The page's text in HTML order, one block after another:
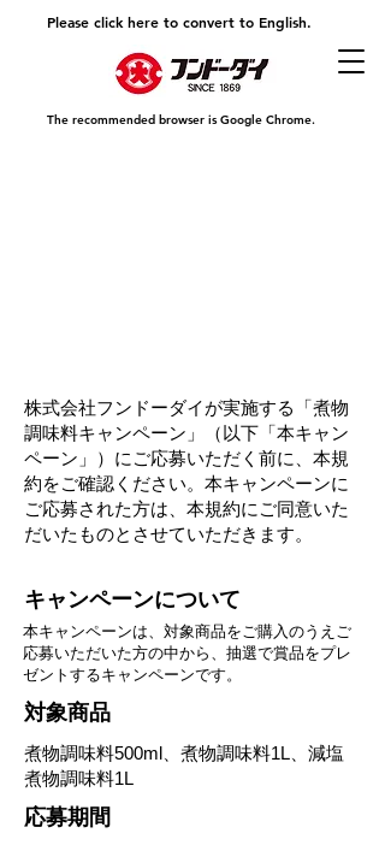
Please click here to convert to English.
The recommended browser is Google Chrome.
株式会社フンドーダイが実施する「煮物
調味料キャンペーン」（以下「本キャン
ペーン」）にご応募いただく前に、本規
約をご確認ください。本キャンペーンに
ご応募された方は、本規約にご同意いた
だいたものとさせていただきます。
キャンペーンについて
本キャンペーンは、対象商品をご購入のうえご
応募いただいた方の中から、抽選で賞品をプレ
ゼントするキャンペーンです。
対象商品
煮物調味料500ml、煮物調味料1L、減塩
煮物調味料1L
応募期間